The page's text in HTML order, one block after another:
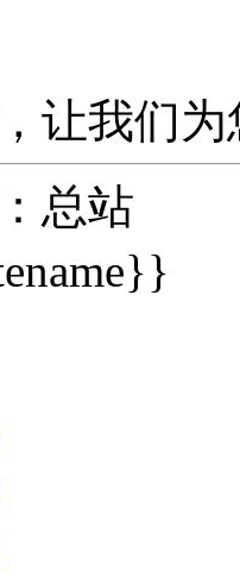
让我们
总站